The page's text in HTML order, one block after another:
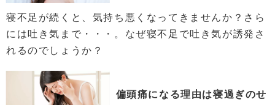
寝不足が続くと、気持ち悪くなってきませんか？さら
には吐き気まで・・・。なぜ寝不足で吐き気が誘発さ
れるのでしょうか？
偏頭痛になる理由は寝過ぎのせ